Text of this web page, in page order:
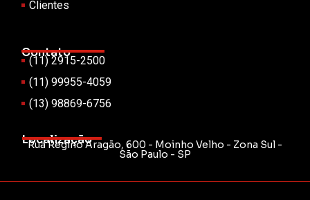
Clientes
Contato
(11) 2915-2500
(11) 99955-4059
(13) 98869-6756
Localização
Rua Regino Aragão, 600 - Moinho Velho - Zona Sul -
São Paulo - SP